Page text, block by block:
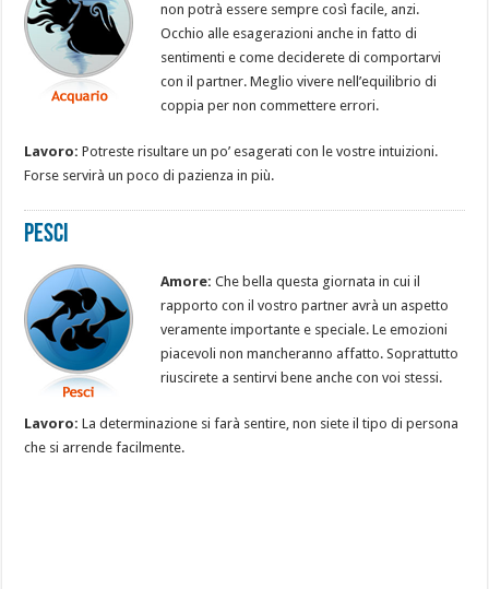
non potrà essere sempre così facile, anzi.
Occhio alle esagerazioni anche in fatto di
sentimenti e come deciderete di comportarvi
con il partner. Meglio vivere nell’equilibrio di
coppia per non commettere errori.
Lavoro: Potreste risultare un po’ esagerati con le vostre intuizioni.
Forse servirà un poco di pazienza in più.
Pesci
Amore: Che bella questa giornata in cui il
rapporto con il vostro partner avrà un aspetto
veramente importante e speciale. Le emozioni
piacevoli non mancheranno affatto. Soprattutto
riuscirete a sentirvi bene anche con voi stessi.
Lavoro: La determinazione si farà sentire, non siete il tipo di persona
che si arrende facilmente.